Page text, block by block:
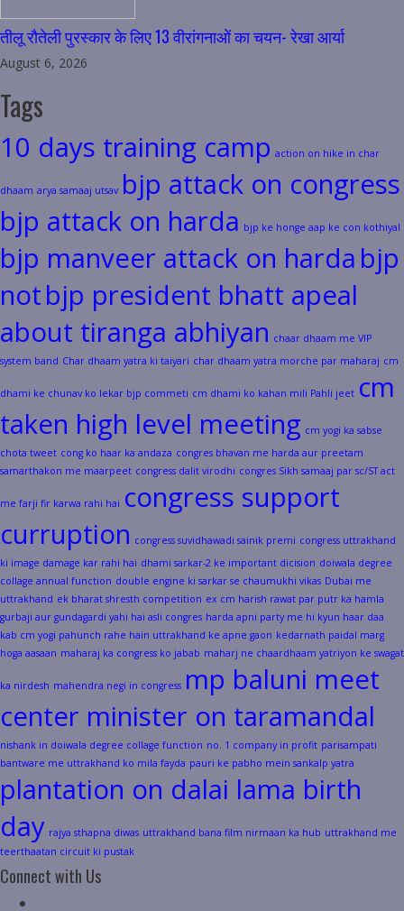
तीलू रौतेली पुरस्कार के लिए 13 वीरांगनाओं का चयन- रेखा आर्या
August 6, 2026
Tags
10 days training camp action on hike in char
dhaam arya samaaj utsav bjp attack on congress
bjp attack on harda bjp ke honge aap ke con kothiyal
bjp manveer attack on harda bjp
notbjp president bhatt apeal
about tiranga abhiyan chaar dhaam me VIP
system band Char dhaam yatra ki taiyari char dhaam yatra morche par maharaj cm
dhami ke chunav ko lekar bjp commeti cm dhami ko kahan mili Pahli jeet cm
taken high level meeting cm yogi ka sabse
chota tweet cong ko haar ka andaza congres bhavan me harda aur preetam
samarthakon me maarpeet congress dalit virodhi congres Sikh samaaj par sc/ST act
me farji fir karwa rahi hai congress support
curruption congress suvidhawadi sainik premi congress uttrakhand
ki image damage kar rahi hai dhami sarkar-2 ke important dicision doiwala degree
collage annual function double engine ki sarkar se chaumukhi vikas Dubai me
uttrakhand ek bharat shresth competition ex cm harish rawat par putr ka hamla
gurbaji aur gundagardi yahi hai asli congres harda apni party me hi kyun haar daa
kab cm yogi pahunch rahe hain uttrakhand ke apne gaon kedarnath paidal marg
hoga aasaan maharaj ka congress ko jabab maharj ne chaardhaam yatriyon ke swagat
ka nirdesh mahendra negi in congress mp baluni meet
center minister on taramandal
nishank in doiwala degree collage function no. 1 company in profit parisampati
bantware me uttrakhand ko mila fayda pauri ke pabho mein sankalp yatra
plantation on dalai lama birth
day rajya sthapna diwas uttrakhand bana film nirmaan ka hub uttrakhand me
teerthaatan circuit ki pustak
Connect with Us